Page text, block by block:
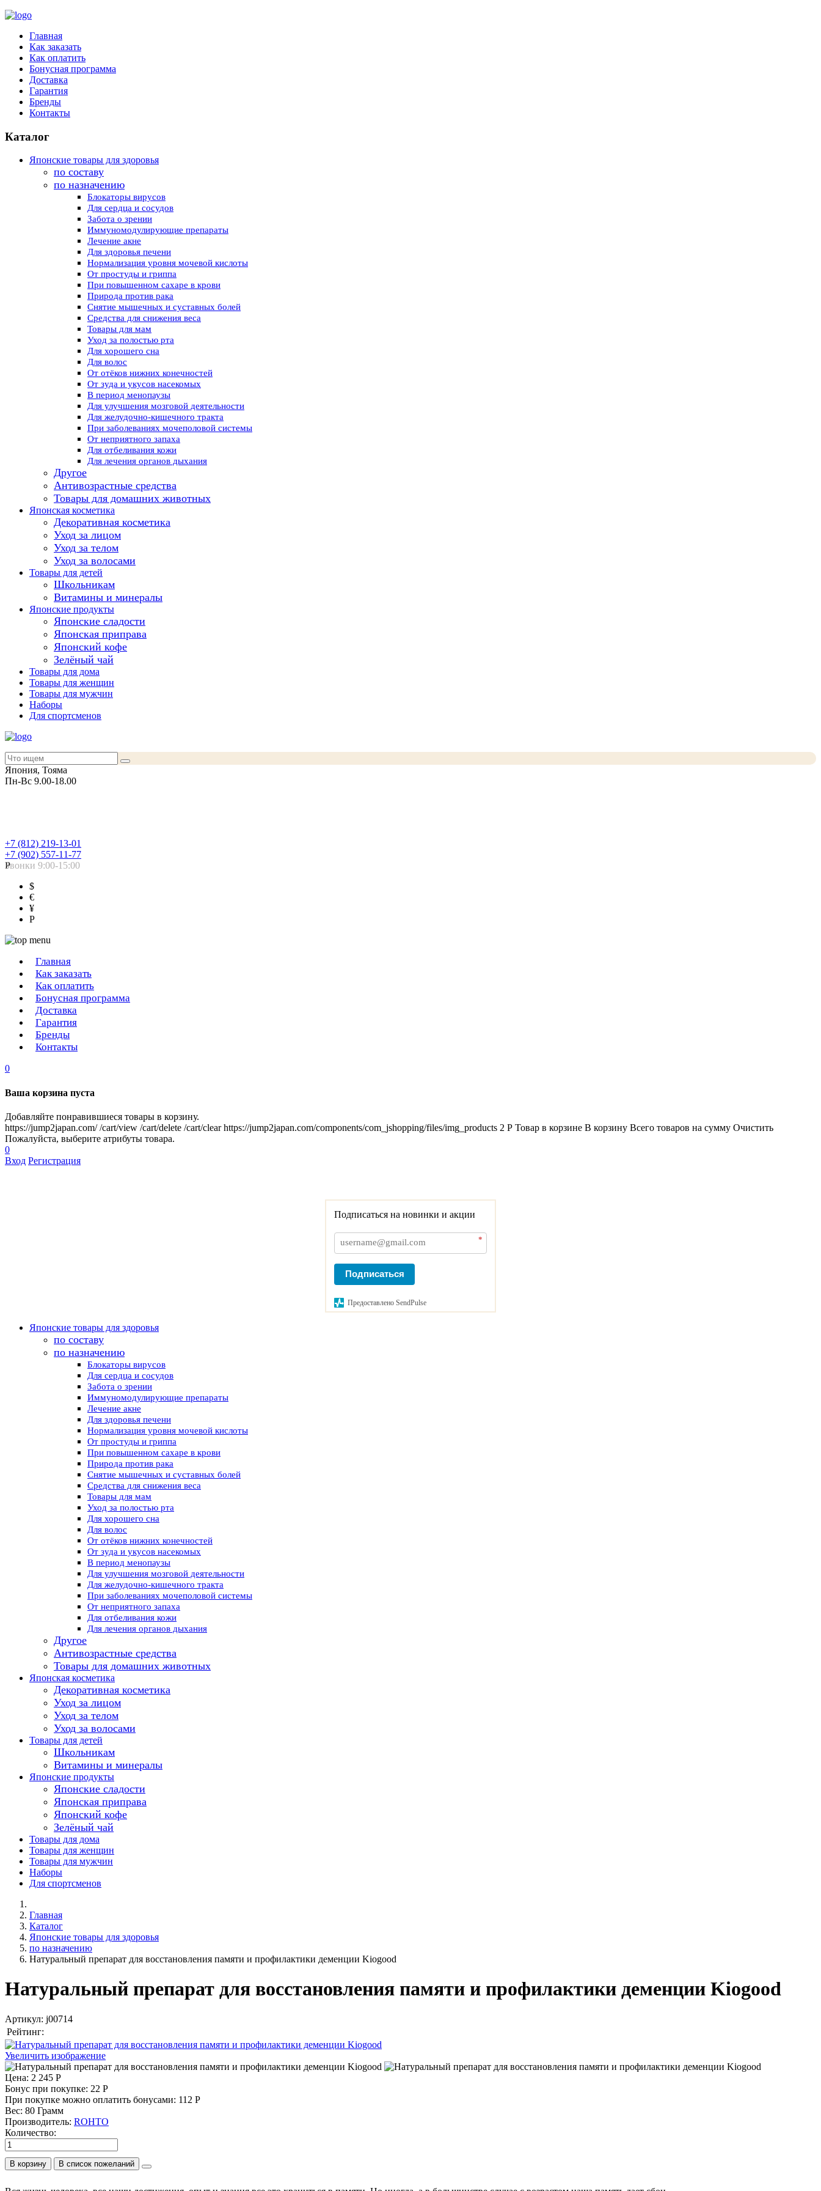
Главная
Как заказать
Как оплатить
Бонусная программа
Доставка
Гарантия
Бренды
Контакты
Каталог
Японские товары для здоровья
по составу
по назначению
Блокаторы вирусов
Для сердца и сосудов
Забота о зрении
Иммуномодулирующие препараты
Лечение акне
Для здоровья печени
Нормализация уровня мочевой кислоты
От простуды и гриппа
При повышенном сахаре в крови
Природа против рака
Снятие мышечных и суставных болей
Средства для снижения веса
Товары для мам
Уход за полостью рта
Для хорошего сна
Для волос
От отёков нижних конечностей
От зуда и укусов насекомых
В период менопаузы
Для улучшения мозговой деятельности
Для желудочно-кишечного тракта
При заболеваниях мочеполовой системы
От неприятного запаха
Для отбеливания кожи
Для лечения органов дыхания
Другое
Антивозрастные средства
Товары для домашних животных
Японская косметика
Декоративная косметика
Уход за лицом
Уход за телом
Уход за волосами
Товары для детей
Школьникам
Витамины и минералы
Японские продукты
Японские сладости
Японская приправа
Японский кофе
Зелёный чай
Товары для дома
Товары для женщин
Товары для мужчин
Наборы
Для спортсменов
Япония, Тояма
Пн-Вс 9.00-18.00
+7 (812) 219-13-01
+7 (902) 557-11-77
Звонки 9:00-15:00
Р
$
€
¥
Р
Главная
Как заказать
Как оплатить
Бонусная программа
Доставка
Гарантия
Бренды
Контакты
0
Ваша корзина пуста
Добавляйте понравившиеся товары в корзину.
https://jump2japan.com/ /cart/view /cart/delete /cart/clear https://jump2japan.com/components/com_jshopping/files/img_products 2 Р Товар в корзине В корзину Всего товаров на сумму Очистить
Пожалуйста, выберите атрибуты товара.
0
Вход Регистрация
Подписаться на новинки и акции
*
Подписаться
Предоставлено SendPulse
Японские товары для здоровья
по составу
по назначению
Блокаторы вирусов
Для сердца и сосудов
Забота о зрении
Иммуномодулирующие препараты
Лечение акне
Для здоровья печени
Нормализация уровня мочевой кислоты
От простуды и гриппа
При повышенном сахаре в крови
Природа против рака
Снятие мышечных и суставных болей
Средства для снижения веса
Товары для мам
Уход за полостью рта
Для хорошего сна
Для волос
От отёков нижних конечностей
От зуда и укусов насекомых
В период менопаузы
Для улучшения мозговой деятельности
Для желудочно-кишечного тракта
При заболеваниях мочеполовой системы
От неприятного запаха
Для отбеливания кожи
Для лечения органов дыхания
Другое
Антивозрастные средства
Товары для домашних животных
Японская косметика
Декоративная косметика
Уход за лицом
Уход за телом
Уход за волосами
Товары для детей
Школьникам
Витамины и минералы
Японские продукты
Японские сладости
Японская приправа
Японский кофе
Зелёный чай
Товары для дома
Товары для женщин
Товары для мужчин
Наборы
Для спортсменов
Главная
Каталог
Японские товары для здоровья
по назначению
Натуральный препарат для восстановления памяти и профилактики деменции Kiogood
Натуральный препарат для восстановления памяти и профилактики деменции Kiogood
Артикул: j00714
Рейтинг:
Увеличить изображение
Цена: 2 245 Р
Бонус при покупке: 22 Р
При покупке можно оплатить бонусами: 112 Р
Вес: 80 Грамм
Производитель: ROHTO
Количество:
В корзину